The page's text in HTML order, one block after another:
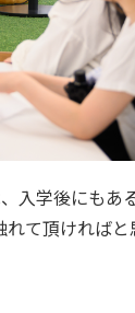
入学後にもあ
て頂ければと